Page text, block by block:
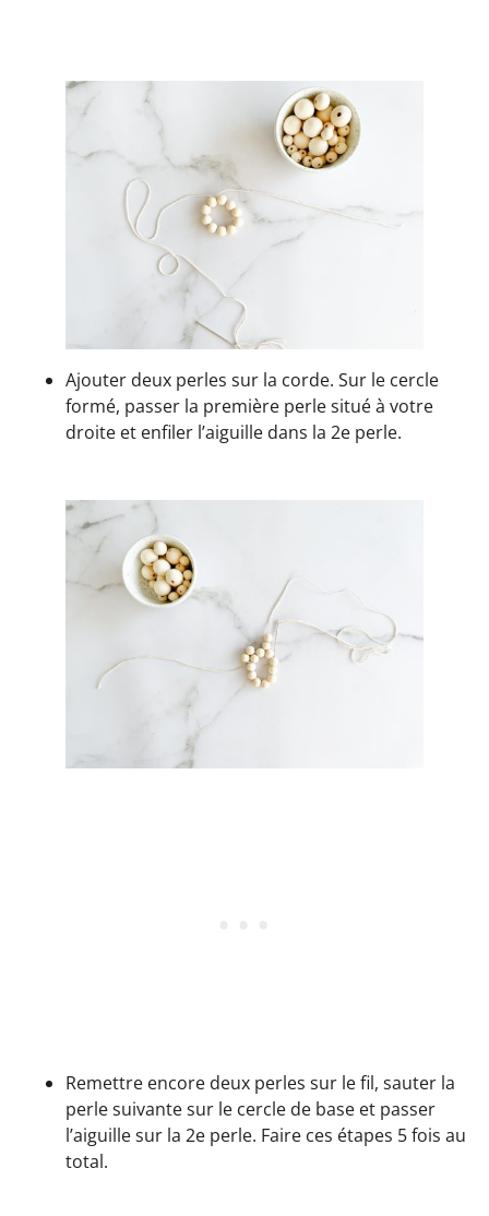
Ajouter deux perles sur la corde. Sur le cercle
formé, passer la première perle situé à votre
droite et enfiler l’aiguille dans la 2e perle.
Remettre encore deux perles sur le fil, sauter la
perle suivante sur le cercle de base et passer
l’aiguille sur la 2e perle. Faire ces étapes 5 fois au
total.